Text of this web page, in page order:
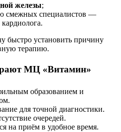
железы;
смежных специалистов —
кардиолога.
быстро установить причину
терапию.
МЦ «Витамин»
образованием и
для точной диагностики.
очередей.
на приём в удобное время.